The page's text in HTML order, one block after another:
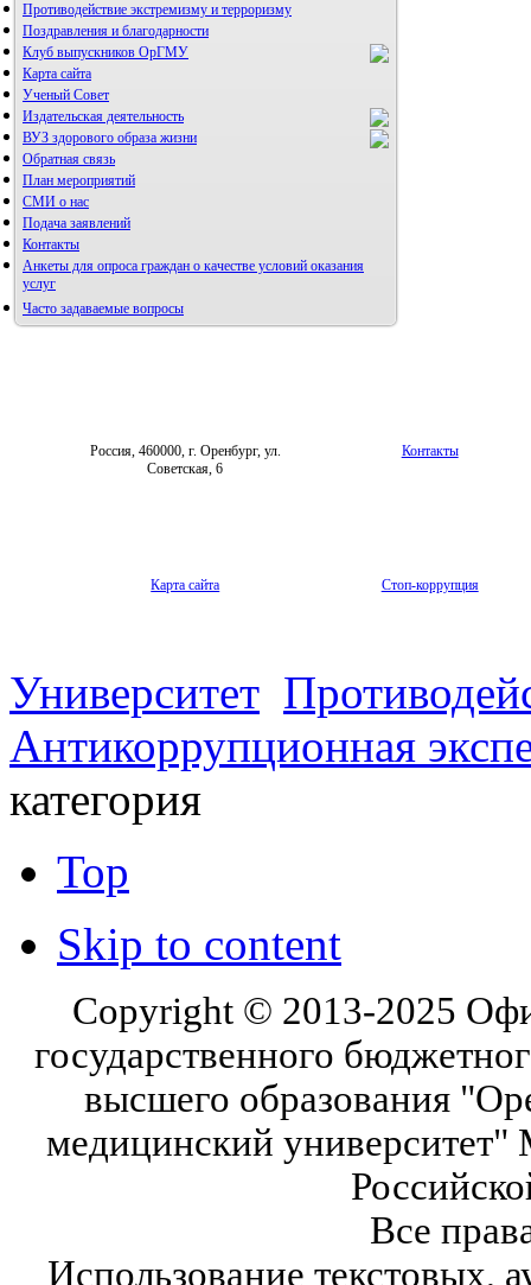
Противодействие экстремизму и терроризму
Поздравления и благодарности
Клуб выпускников ОрГМУ
Карта сайта
Ученый Совет
Издательская деятельность
Альманах молодой науки
ВУЗ здорового образа жизни
Фотогалерея
Обратная связь
План мероприятий
СМИ о нас
Подача заявлений
Контакты
Анкеты для опроса граждан о качестве условий оказания
услуг
Часто задаваемые вопросы
Россия, 460000, г. Оренбург, ул.
Советская, 6
Контакты
Карта сайта Стоп-коррупция
Университет
Антикоррупционная
категория
Top
Skip to content
Copyright © 2013-2025
государственного
высшего образования
медицинский университет"
Все
Использование текстовых,